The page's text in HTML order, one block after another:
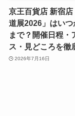
京王百貨店 新宿
道展2026」はい
まで？開催日程・
ス・見どころを徹
2026年7月16日